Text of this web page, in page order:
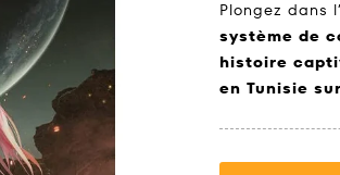
Plongez dans
système de
histoire
en Tunisie